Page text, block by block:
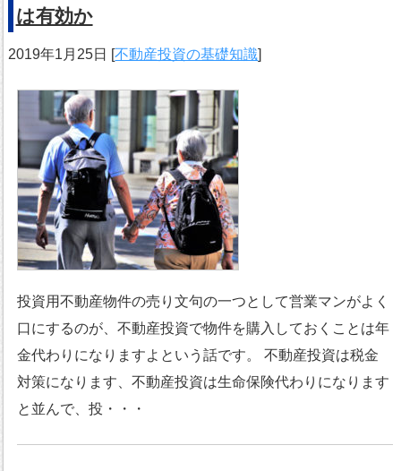
は有効か
2019年1月25日 [不動産投資の基礎知識]
投資用不動産物件の売り文句の一つとして営業マンがよく
口にするのが、不動産投資で物件を購入しておくことは年
金代わりになりますよという話です。 不動産投資は税金
対策になります、不動産投資は生命保険代わりになります
と並んで、投・・・